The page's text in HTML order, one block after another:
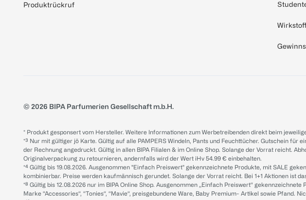
Produktrückruf
© 2026 BIPA Parfumerien Gesellschaft m.b.H.
* Produkt gesponsert vom Hersteller. Weitere Informationen zum Werbetreibenden direkt beim
*³ Nur mit gültiger jö Karte. Gültig auf alle PAMPERS Windeln, Pants und Feuchttücher. Gutschein
der Rechnung angedruckt. Gültig in allen BIPA Filialen & im Online Shop. Solange der Vorrat reicht.
Originalverpackung zu retournieren, andernfalls wird der Wert iHv 54.99 € einbehalten.
*⁴ Gültig bis 19.08.2026. Ausgenommen "Einfach Preiswert" gekennzeichnete Produkte, mit SALE
kombinierbar. Preise werden kaufmännisch gerundet. Solange der Vorrat reicht. Bei 1+1 Aktionen ist
*⁸ Gültig bis 12.08.2026 nur im BIPA Online Shop. Ausgenommen „Einfach Preiswert“
Marke “Accessories“, “Tonies“, “Mavie“, preisgebundene Ware, Baby Premium- Artikel sowie